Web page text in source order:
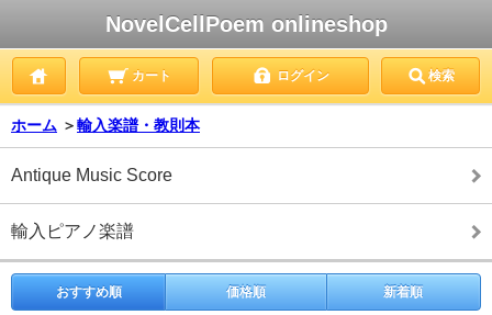
NovelCellPoem onlineshop
カート ログイン 検索
ホーム ＞輸入楽譜・教則本
Antique Music Score
輸入ピアノ楽譜
おすすめ順 価格順 新着順